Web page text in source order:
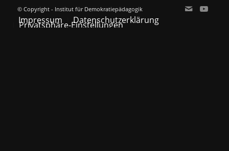
© Copyright - Institut für Demokratiepädagogik
Impressum Datenschutzerklärung
Privatsphäre-Einstellungen